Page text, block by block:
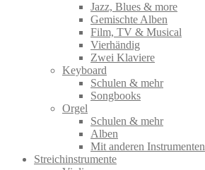
Jazz, Blues & more
Gemischte Alben
Film, TV & Musical
Vierhändig
Zwei Klaviere
Keyboard
Schulen & mehr
Songbooks
Orgel
Schulen & mehr
Alben
Mit anderen Instrumenten
Streichinstrumente